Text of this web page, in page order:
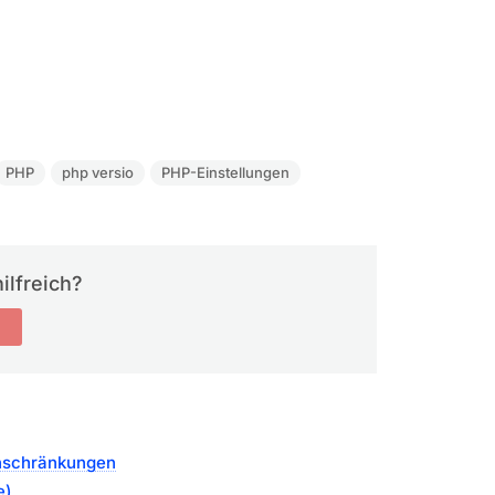
PHP php versio PHP-Einstellungen